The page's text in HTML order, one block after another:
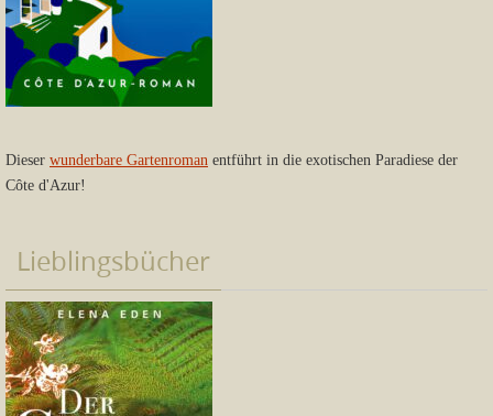
Dieser wunderbare Gartenroman entführt in die exotischen Paradiese der
Côte d'Azur!
Lieblingsbücher